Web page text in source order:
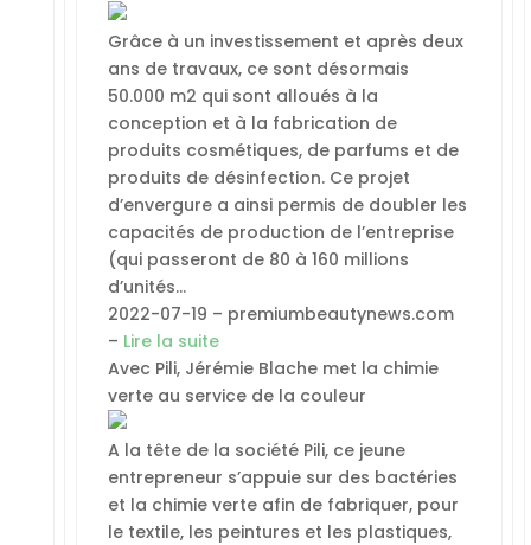
Grâce à un investissement et après deux
ans de travaux, ce sont désormais
50.000 m2 qui sont alloués à la
conception et à la fabrication de
produits cosmétiques, de parfums et de
produits de désinfection. Ce projet
d’envergure a ainsi permis de doubler les
capacités de production de l’entreprise
(qui passeront de 80 à 160 millions
d’unités…
2022-07-19 – premiumbeautynews.com
– Lire la suite
Avec Pili, Jérémie Blache met la chimie
verte au service de la couleur
A la tête de la société Pili, ce jeune
entrepreneur s’appuie sur des bactéries
et la chimie verte afin de fabriquer, pour
le textile, les peintures et les plastiques,